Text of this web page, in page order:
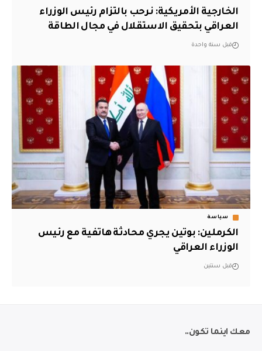
الخارجية الأمريكية: نرحب بالتزام رئيس الوزراء
العراقي بتحقيق الاستقلال في مجال الطاقة
قبل سنة واحدة
سياسة
الكرملين: بوتين يجري محادثة هاتفية مع رئيس
الوزراء العراقي
قبل سنتين
معك اينما تكون..